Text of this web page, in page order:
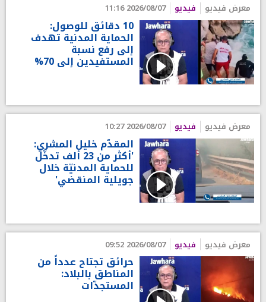
معرض فيديو فيديو 2026/08/07 11:16
10 دقائق للوصول:
الحماية المدنية تهدف
إلى رفع نسبة
المستفيدين إلى 70%
معرض فيديو فيديو 2026/08/07 10:27
المقدّم خليل المشري:
'أكثر من 23 ألف تدخّل
للحماية المدنيّة خلال
جويلية المنقضي'
معرض فيديو فيديو 2026/08/07 09:52
حرائق تجتاح عدداً من
المناطق بالبلاد:
المستجدّات